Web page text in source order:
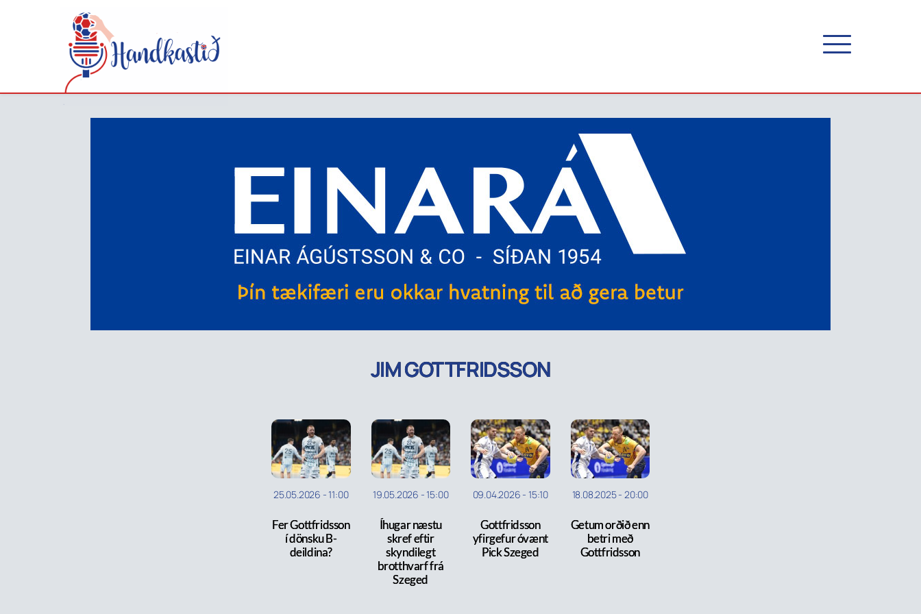
JIM GOTTFRIDSSON
25.05.2026 -11:00
Fer Gottfridsson
í dönsku B-
deildina?
19.05.2026 -15:00
Íhugar næstu
skref eftir
skyndilegt
brotthvarf frá
Szeged
09.04.2026 - 15:10
Gottfridsson
yfirgefur óvænt
Pick Szeged
18.08.2025- 20:00
Getum orðið enn
betri með
Gottfridsson